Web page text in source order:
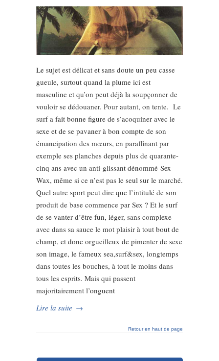
Le sujet est délicat et sans doute un peu casse
gueule, surtout quand la plume ici est
masculine et qu’on peut déjà la soupçonner de
vouloir se dédouaner. Pour autant, on tente. Le
surf a fait bonne figure de s’acoquiner avec le
sexe et de se pavaner à bon compte de son
émancipation des mœurs, en paraffinant par
exemple ses planches depuis plus de quarante-
cinq ans avec un anti-glissant dénommé Sex
Wax, même si ce n’est pas le seul sur le marché.
Quel autre sport peut dire que l’intitulé de son
produit de base commence par Sex ? Et le surf
de se vanter d’être fun, léger, sans complexe
avec dans sa sauce le mot plaisir à tout bout de
champ, et donc orgueilleux de pimenter de sexe
son image, le fameux sea,surf&sex, longtemps
dans toutes les bouches, à tout le moins dans
tous les esprits. Mais qui passent
majoritairement l’onguent
Lire la suite →
Retour en haut de page